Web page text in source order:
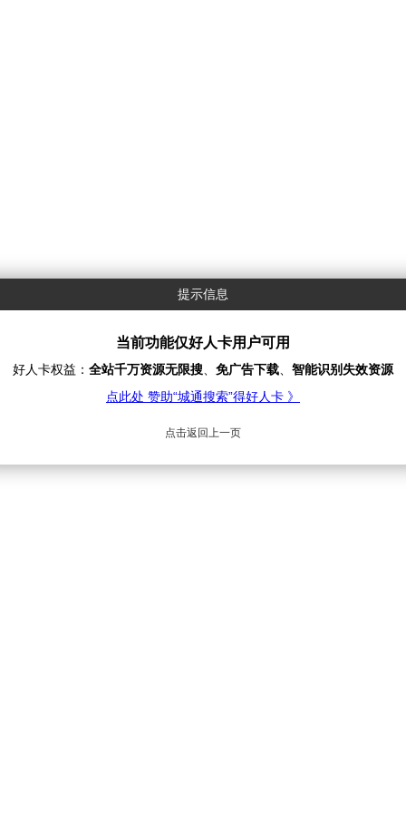
提示信息
当前功能仅好人卡用户可用
好人卡权益： 全站千万资源无限搜、 免广告下载、 智能识别失效资源
点此处 赞助“城通搜索”得好人卡 》
点击返回上一页